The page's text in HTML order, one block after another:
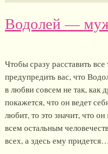
Водолей —
Чтобы сразу расставить
предупредить вас, что
в любви совсем не так, как
покажется, что он ведет
любит, то это значит, что
всем остальным
всех, а здесь ему придется…